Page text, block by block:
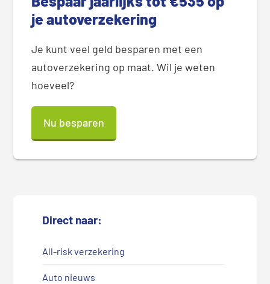
je autoverzekering
Je kunt veel geld besparen met een
autoverzekering op maat. Wil je weten
hoeveel?
Nu besparen
Direct naar:
All-risk verzekering
Auto nieuws